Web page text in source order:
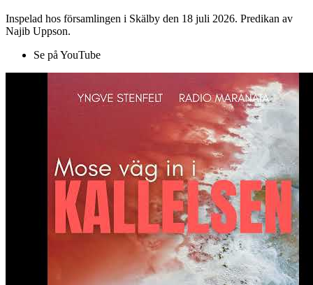
Inspelad hos församlingen i Skälby den 18 juli 2026. Predikan av
Najib Uppson.
Se på YouTube